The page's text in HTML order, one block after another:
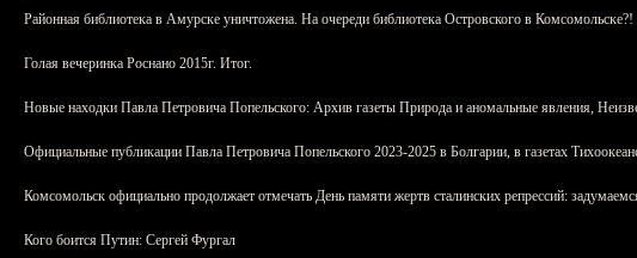
Районная библиотека в Амурске уничтожена. На очереди библиотека Островского в Комсомольске?!
Голая вечеринка Роснано 2015г. Итог.
Новые находки Павла Петровича Попельского: Архив газеты Природа и аномальные явления,
Официальные публикации Павла Петровича Попельского 2023-2025 в Болгарии, в газетах
Комсомольск официально продолжает отмечать День памяти жертв сталинских репрессий:
Кого боится Путин: Сергей Фургал